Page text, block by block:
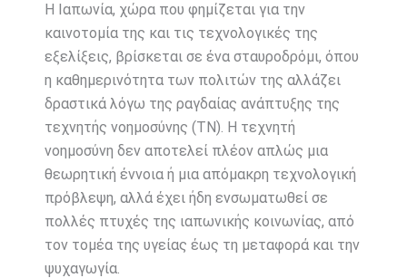
Η Ιαπωνία, χώρα που φημίζεται για την
καινοτομία της και τις τεχνολογικές της
εξελίξεις, βρίσκεται σε ένα σταυροδρόμι, όπου
η καθημερινότητα των πολιτών της αλλάζει
δραστικά λόγω της ραγδαίας ανάπτυξης της
τεχνητής νοημοσύνης (ΤΝ). Η τεχνητή
νοημοσύνη δεν αποτελεί πλέον απλώς μια
θεωρητική έννοια ή μια απόμακρη τεχνολογική
πρόβλεψη, αλλά έχει ήδη ενσωματωθεί σε
πολλές πτυχές της ιαπωνικής κοινωνίας, από
τον τομέα της υγείας έως τη μεταφορά και την
ψυχαγωγία.